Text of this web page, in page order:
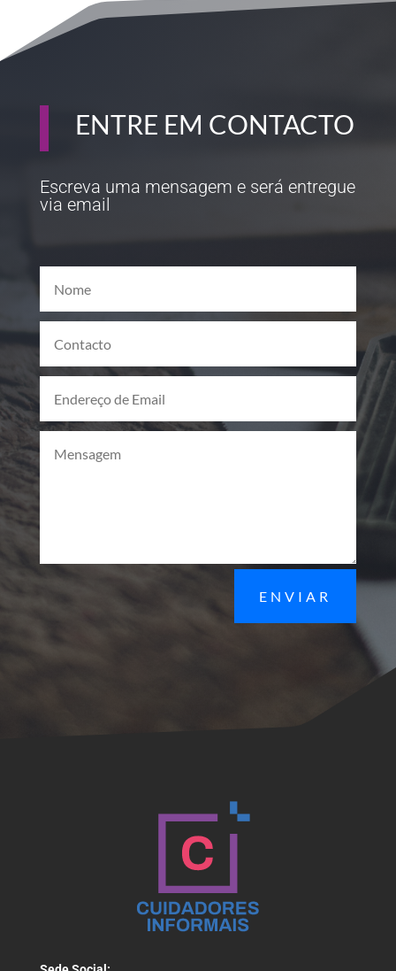
ENTRE EM CONTACTO
Escreva uma mensagem e será entregue
via email
ENVIAR